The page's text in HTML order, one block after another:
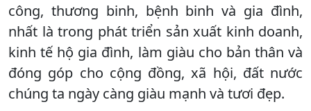
công, thương binh, bệnh binh và gia đình,
nhất là trong phát triển sản xuất kinh doanh,
kinh tế hộ gia đình, làm giàu cho bản thân và
đóng góp cho cộng đồng, xã hội, đất nước
chúng ta ngày càng giàu mạnh và tươi đẹp.